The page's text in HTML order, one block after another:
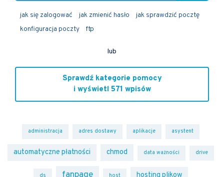
jak się zalogować jak zmienić hasło
jak sprawdzić pocztę
konfiguracja poczty
ftp
lub
Sprawdź kategorie pomocy
i wyświetl 571 wpisów
administracja adres dostawy aplikacje asystent
automatyczne płatności chmod data ważności drive
ds host hosting plikow